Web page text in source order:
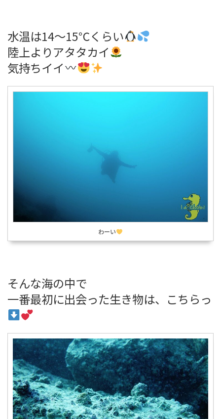
水温は14～15℃くらい
陸上よりアタタカイ
気持ちイイ
わーい
そんな海の中で
一番最初に出会った生き物は、こちらっ